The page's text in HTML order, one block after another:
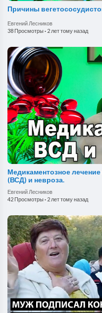
Причины
Евгений Лесников
38 Просмотры· 2 лет тому назад
Медикаментозное
(ВСД) и невроза.
Евгений Лесников
42 Просмотры· 2 лет тому назад